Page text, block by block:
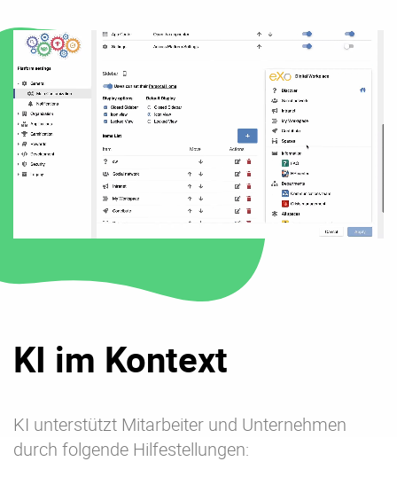
KI im Kontext
KI unterstützt Mitarbeiter und Unternehmen
durch folgende Hilfestellungen: